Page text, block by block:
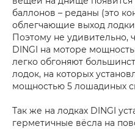
баллонов – реданы (это
облегчающие выход
Поэтому не удивительно,
DINGI на моторе
легко обгоняют
лодок, на которых
мощностью 5 лошадиных
Так же на лодках DINGI
герметичные вёсла на